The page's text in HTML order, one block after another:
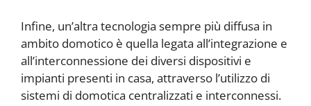
Infine, un’altra tecnologia sempre più diffusa in
ambito domotico è quella legata all’integrazione e
all’interconnessione dei diversi dispositivi e
impianti presenti in casa, attraverso l’utilizzo di
sistemi di domotica centralizzati e interconnessi.